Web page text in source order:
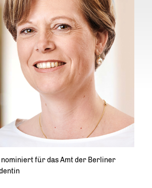
nominiert für das Amt der Berliner